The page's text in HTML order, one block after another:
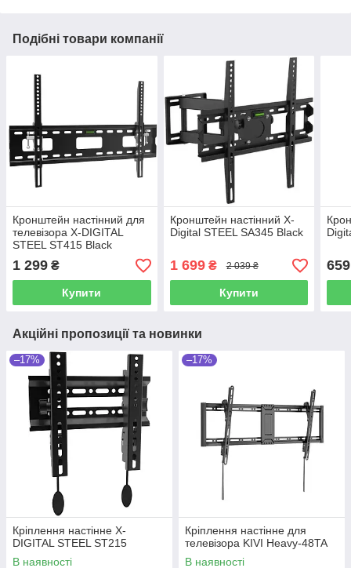
Подібні товари компанії
Кронштейн настінний для
телевізора X-DIGITAL
STEEL ST415 Black
1 299 ₴
Купити
Кронштейн настінний X-
Digital STEEL SA345 Black
1 699₴ 2 039 ₴
Купити
659
Акційні пропозиції та новинки
–17%
Крiплення настiнне X-
DIGITAL STEEL ST215
В наявності
–17%
Кріплення настінне для
телевізора KIVI Heavy-48TA
В наявності